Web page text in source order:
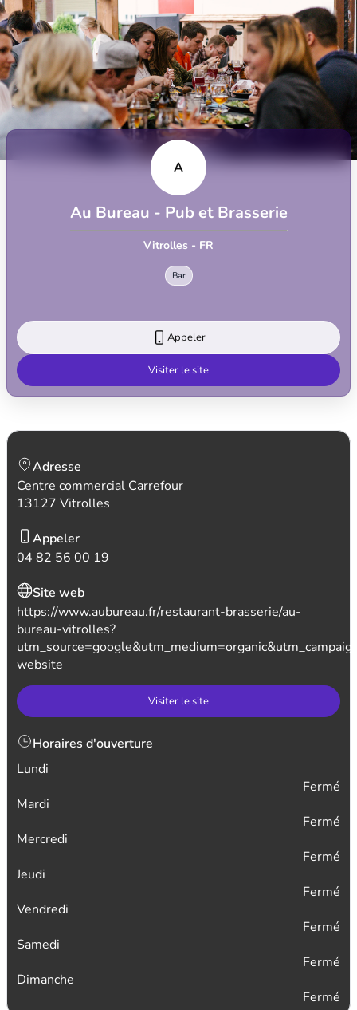
A
Au Bureau - Pub et Brasserie
Vitrolles - FR
Bar
Appeler
Visiter le site
Adresse
Centre commercial Carrefour
13127 Vitrolles
Appeler
04 82 56 00 19
Site web
https://www.aubureau.fr/restaurant-brasserie/au-
bureau-vitrolles?
website
Visiter le site
Horaires d'ouverture
Lundi
Fermé
Mardi
Fermé
Mercredi
Fermé
Jeudi
Fermé
Vendredi
Fermé
Samedi
Fermé
Dimanche
Fermé